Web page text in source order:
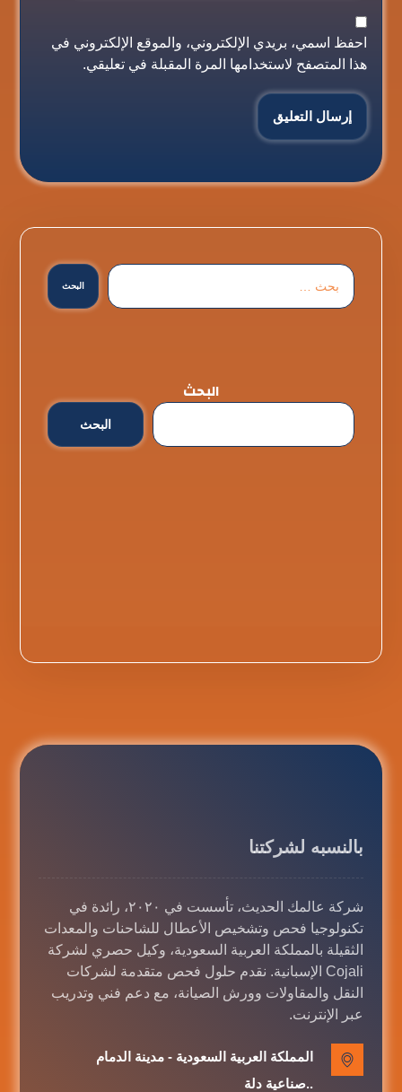
احفظ اسمي، بريدي الإلكتروني، والموقع الإلكتروني في
هذا المتصفح لاستخدامها المرة المقبلة في تعليقي.
إرسال التعليق
البحث
البحث
البحث
بالنسبه لشركتنا
شركة عالمك الحديث، تأسست في ٢٠٢٠، رائدة في
تكنولوجيا فحص وتشخيص الأعطال للشاحنات والمعدات
الثقيلة بالمملكة العربية السعودية، وكيل حصري لشركة
Cojali الإسبانية. نقدم حلول فحص متقدمة لشركات
النقل والمقاولات وورش الصيانة، مع دعم فني وتدريب
عبر الإنترنت.
المملكة العربية السعودية - مدينة الدمام
..صناعية دلة